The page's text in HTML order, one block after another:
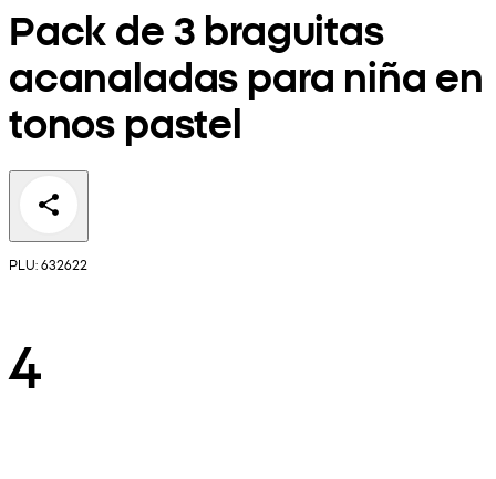
Pack de 3 braguitas
acanaladas para niña en
tonos pastel
PLU: 632622
4